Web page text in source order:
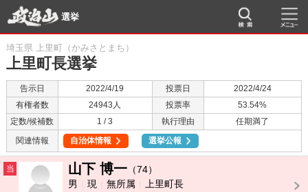
選挙
埼玉県 上里町（かみさとまち）
上里町長選挙
告示日 2022/4/19 投票日
2022/4/24
有権者数
24943人 投票率
53.54%
定数/候補数
1 / 3 執行理由
任期満了
関連情報
自治体情報 選挙公報
当 山下 博一 （74）
男
現 無所属 上里町長